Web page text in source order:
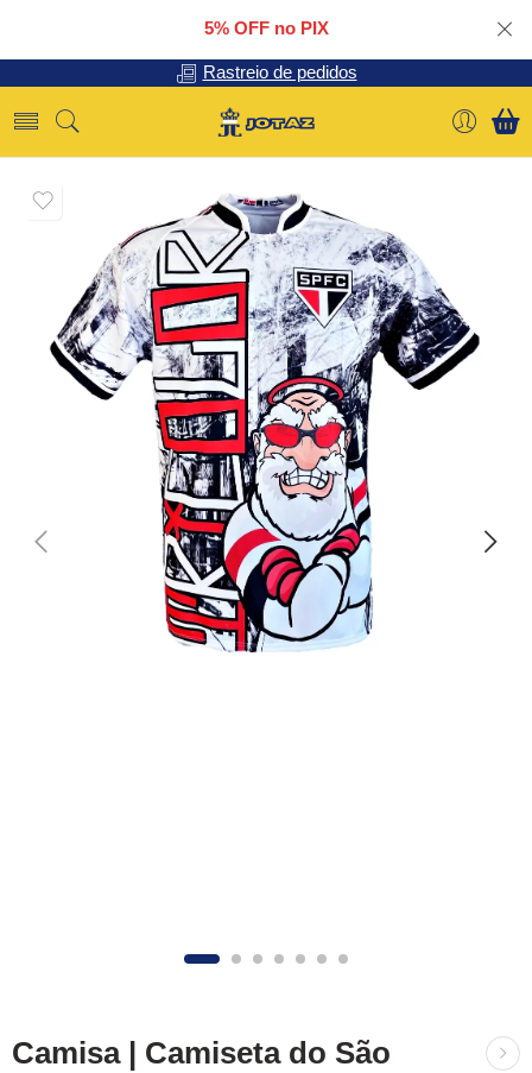
5% OFF no PIX
Rastreio de pedidos
Camisa | Camiseta do São